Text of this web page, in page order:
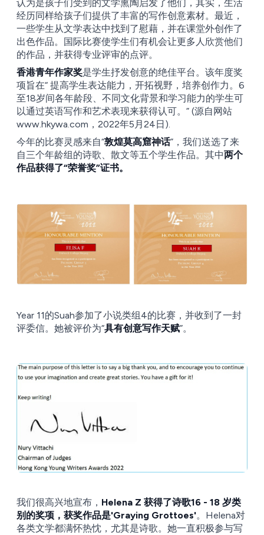
认为是孩子们受到的文学熏陶启发了他们，其实，生活
经历同样给孩子们提供了丰富的写作创意素材。最近，
一些学生从文学表达中找到了慰藉，并在课堂外创作了
出色作品。国际比赛使学生们有机会让更多人欣赏他们
的作品，并获得专业评审的点评。
香港青年作家奖是学生抒发创意的绝佳平台。该年度奖
项旨在“ 提高学生表达能力，开拓视野，培养创作力。6
至18岁间各年龄段、不同文化背景和学习能力的学生可
以通过英语写作和艺术表现来获得认可。” (源自网站
www.hkywa.com，2022年5月24日).
今年的比赛灵感来自“敦煌莫高窟神话”，我们送选了来
自三个年龄组的诗歌、散文等五个学生作品。其中两个
作品获得了“荣誉奖”证书。
Year 11的Suah参加了小说类组4的比赛，并收到了一封
评委信。她被评价为“具有创意写作天赋”。
我们很高兴地宣布， Helena Z 获得了诗歌16 - 18 岁类
别的奖项，获奖作品是'Graying Grottoes'。Helena对
各类文学都满怀热忱，尤其是诗歌。她一直积极参与写